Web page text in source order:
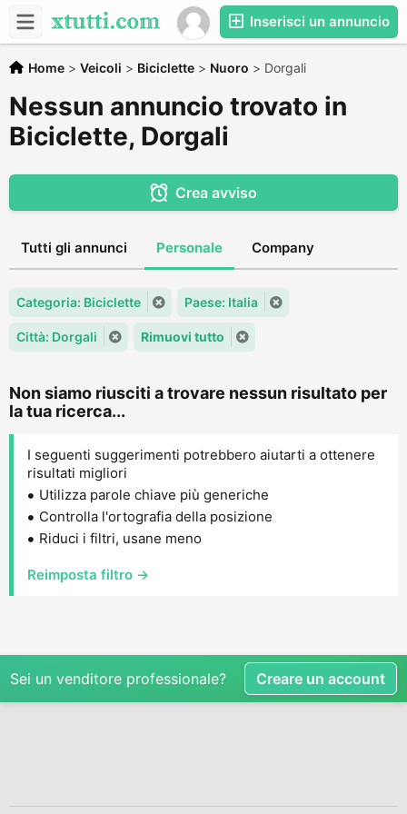
Inserisci un annuncio
Home > Veicoli > Biciclette > Nuoro > Dorgali
Nessun annuncio trovato in
Biciclette, Dorgali
Crea avviso
Tutti gli annunci Personale Company
Categoria: Biciclette Paese: Italia
Città: Dorgali Rimuovi tutto
Non siamo riusciti a trovare nessun risultato per
la tua ricerca...
I seguenti suggerimenti potrebbero aiutarti a ottenere
risultati migliori
Utilizza parole chiave più generiche
Controlla l'ortografia della posizione
Riduci i filtri, usane meno
Reimposta filtro →
Sei un venditore professionale? Creare un account